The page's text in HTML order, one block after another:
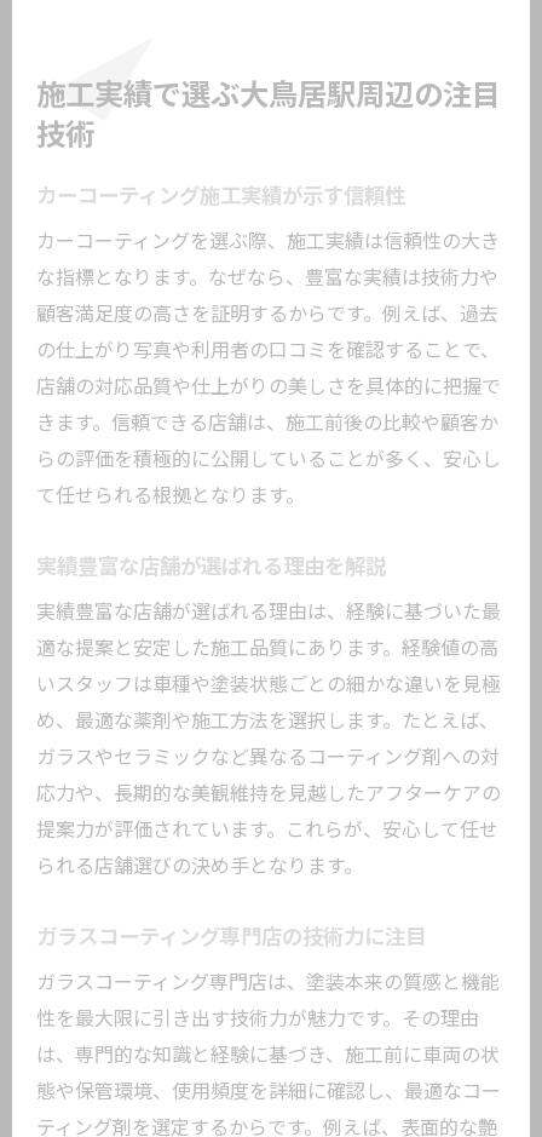
施工実績で選ぶ大鳥居駅周辺の注目
技術
カーコーティング施工実績が示す信頼性
カーコーティングを選ぶ際、施工実績は信頼性の大き
な指標となります。なぜなら、豊富な実績は技術力や
顧客満足度の高さを証明するからです。例えば、過去
の仕上がり写真や利用者の口コミを確認することで、
店舗の対応品質や仕上がりの美しさを具体的に把握で
きます。信頼できる店舗は、施工前後の比較や顧客か
らの評価を積極的に公開していることが多く、安心し
て任せられる根拠となります。
実績豊富な店舗が選ばれる理由を解説
実績豊富な店舗が選ばれる理由は、経験に基づいた最
適な提案と安定した施工品質にあります。経験値の高
いスタッフは車種や塗装状態ごとの細かな違いを見極
め、最適な薬剤や施工方法を選択します。たとえば、
ガラスやセラミックなど異なるコーティング剤への対
応力や、長期的な美観維持を見越したアフターケアの
提案力が評価されています。これらが、安心して任せ
られる店舗選びの決め手となります。
ガラスコーティング専門店の技術力に注目
ガラスコーティング専門店は、塗装本来の質感と機能
性を最大限に引き出す技術力が魅力です。その理由
は、専門的な知識と経験に基づき、施工前に車両の状
態や保管環境、使用頻度を詳細に確認し、最適なコー
ティング剤を選定するからです。例えば、表面的な艶